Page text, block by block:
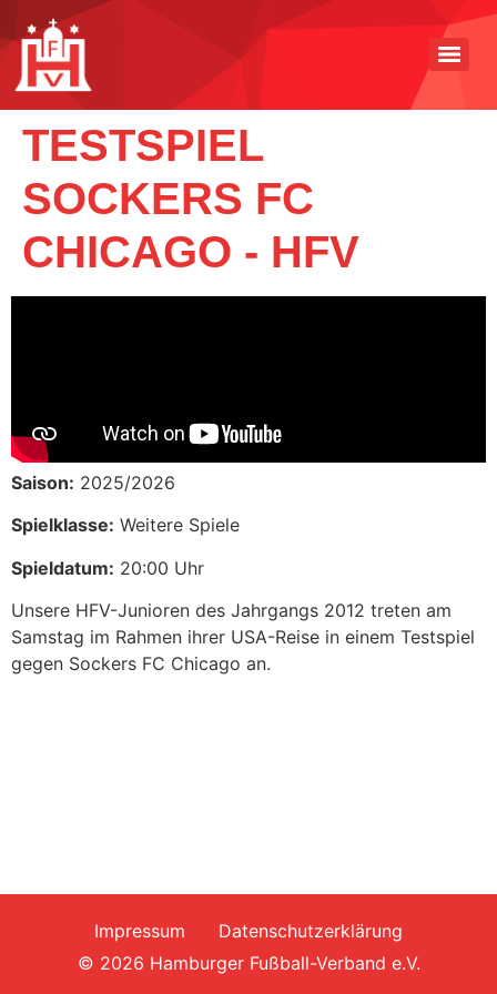
TESTSPIEL
SOCKERS FC
CHICAGO - HFV
Saison: 2025/2026
Spielklasse: Weitere Spiele
Spieldatum: 20:00 Uhr
Unsere HFV-Junioren des Jahrgangs 2012 treten am
Samstag im Rahmen ihrer USA-Reise in einem Testspiel
gegen Sockers FC Chicago an.
Impressum
Datenschutzerklärung
© 2026 Hamburger Fußball-Verband e.V.